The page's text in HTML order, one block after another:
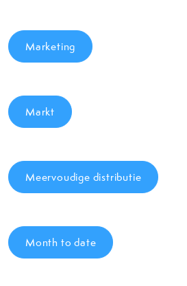
Marketing
Markt
Meervoudige distributie
Month to date